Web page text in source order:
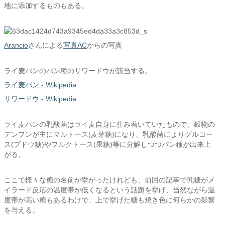
地に添加するものもある。
Arancioさんによる写真ACからの写真
ライ麦パンのパン種のサワードウが該当する。
ライ麦パン - Wikipedia
サワードウ - Wikipedia
ライ麦パンの乳酸菌はライ麦自身に住み着いていたもので、穀物の
デンプンが主にマルトース(麦芽糖)になり、乳酸菌によりグルコー
ス(ブドウ糖)やフルクトース(果糖)等に分解しつつパン種が出来上
がる。
ここで様々な糖の名前が挙がったけれども、前回の記事で乳糖がメ
イラード反応の温度帯が低くなるという話題を挙げ、当然ながら温
度帯が高い糖もあるわけで、上で挙げた糖も焼き色に何らかの影響
を与える。